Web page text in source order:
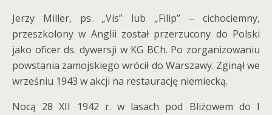
Jerzy Miller, ps. „Vis” lub „Filip” – cichociemny,
przeszkolony w Anglii został przerzucony do Polski
jako oficer ds. dywersji w KG BCh. Po zorganizowaniu
powstania zamojskiego wrócił do Warszawy. Zginął we
wrześniu 1943 w akcji na restaurację niemiecką.
Nocą 28 XII 1942 r. w lasach pod Bliżowem do I